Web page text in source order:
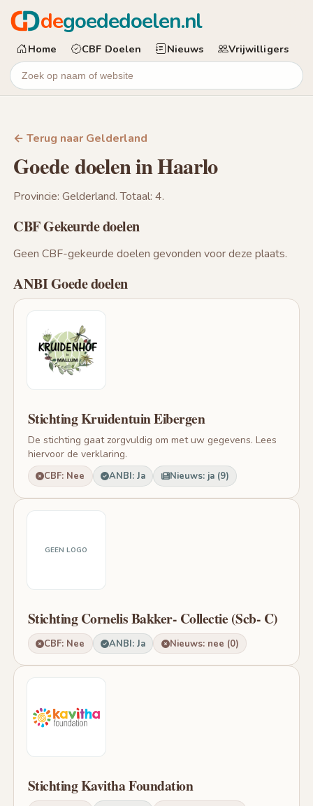
degoededoelen.nl
Home CBF Doelen Nieuws Vrijwilligers
← Terug naar Gelderland
Goede doelen in Haarlo
Provincie: Gelderland. Totaal: 4.
CBF Gekeurde doelen
Geen CBF-gekeurde doelen gevonden voor deze plaats.
ANBI Goede doelen
Stichting Kruidentuin Eibergen
De stichting gaat zorgvuldig om met uw gegevens. Lees
hiervoor de verklaring.
CBF: Nee ANBI: Ja Nieuws: ja (9)
GEEN LOGO
Stichting Cornelis Bakker- Collectie (Scb- C)
CBF: Nee ANBI: Ja Nieuws: nee (0)
Stichting Kavitha Foundation